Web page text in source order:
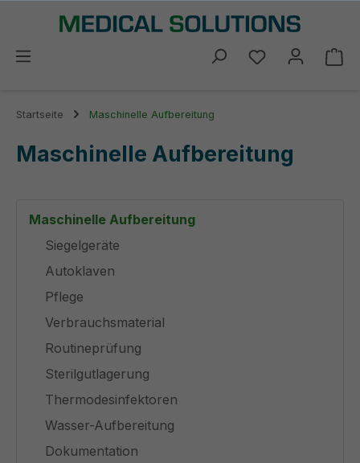
springen
Du hast 0
Startseite Maschinelle Aufbereitung
Maschinelle Aufbereitung
Maschinelle Aufbereitung
Siegelgeräte
Autoklaven
Pflege
Verbrauchsmaterial
Routineprüfung
Sterilgutlagerung
Thermodesinfektoren
Wasser-Aufbereitung
Dokumentation